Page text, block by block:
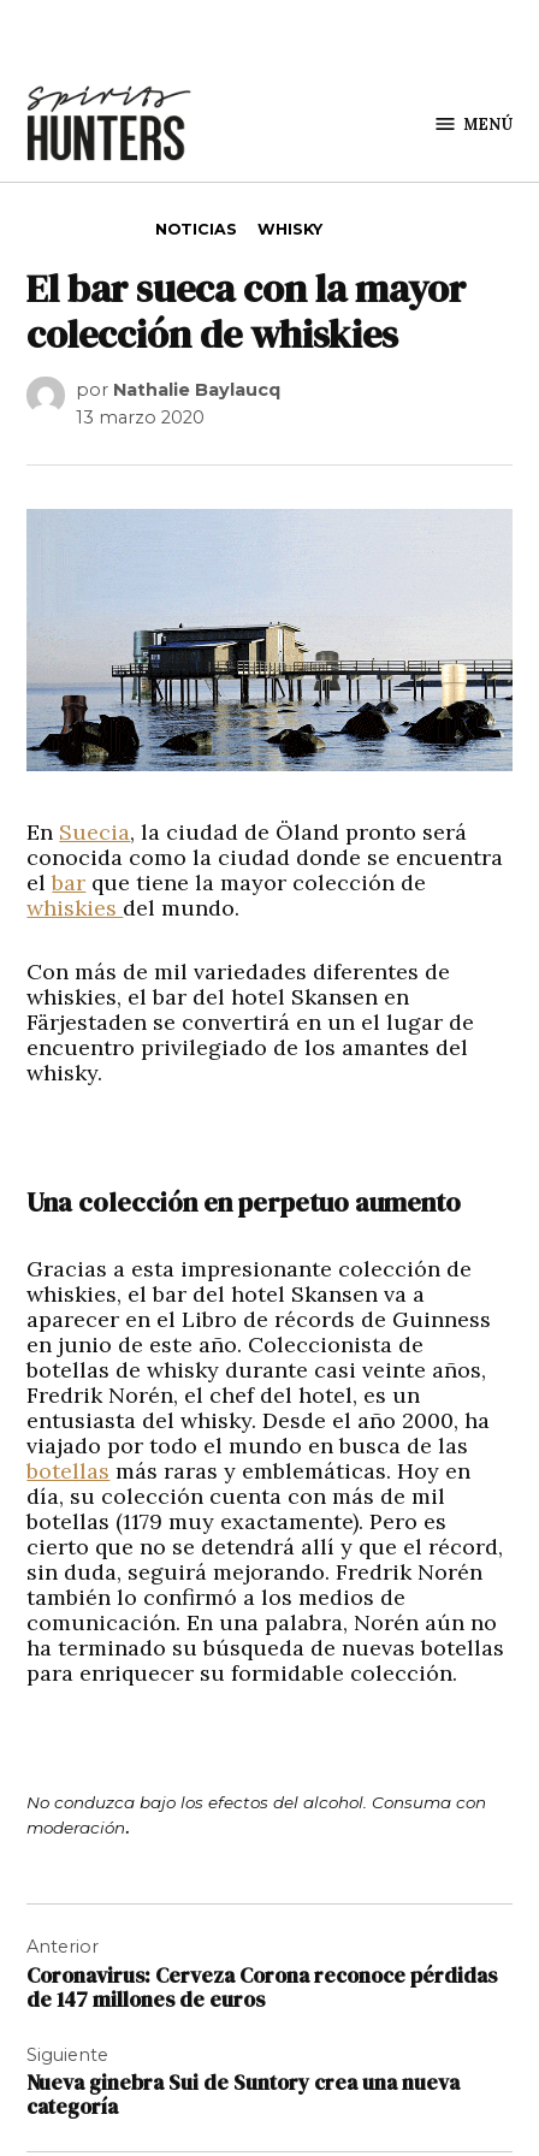
MENÚ
NOTICIAS WHISKY
El bar sueca con la mayor
colección de whiskies
por Nathalie Baylaucq
13 marzo 2020
En Suecia, la ciudad de Öland pronto será
conocida como la ciudad donde se encuentra
elbar que tiene la mayor colección de
whiskies del mundo.
Con más de mil variedades diferentes de
whiskies, el bar del hotel Skansen en
Färjestaden se convertirá en un el lugar de
encuentro privilegiado de los amantes del
whisky.
Una colección en perpetuo aumento
Gracias a esta impresionante colección de
whiskies, el bar del hotel Skansen va a
aparecer en el Libro de récords de Guinness
en junio de este año. Coleccionista de
botellas de whisky durante casi veinte años,
Fredrik Norén, el chef del hotel, es un
entusiasta del whisky. Desde el año 2000, ha
viajado por todo el mundo en busca de las
botellas más raras y emblemáticas. Hoy en
día, su colección cuenta con más de mil
botellas (1179 muy exactamente). Pero es
cierto que no se detendrá allí y que el récord,
sin duda, seguirá mejorando. Fredrik Norén
también lo confirmó a los medios de
comunicación. En una palabra, Norén aún no
ha terminado su búsqueda de nuevas botellas
para enriquecer su formidable colección.
No conduzca bajo los efectos del alcohol.Consuma con
moderación.
de
entradas
Anterior
Coronavirus: Cerveza Corona reconoce pérdidas
de 147 millones de euros
Siguiente
Nueva ginebra Sui de Suntory crea una nueva
categoría